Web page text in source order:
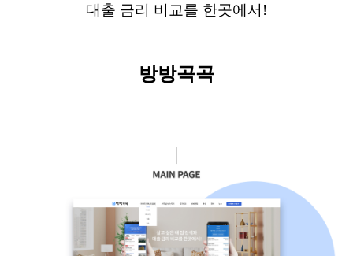
대출 금리 비교를 한곳에서 !
방방곡곡